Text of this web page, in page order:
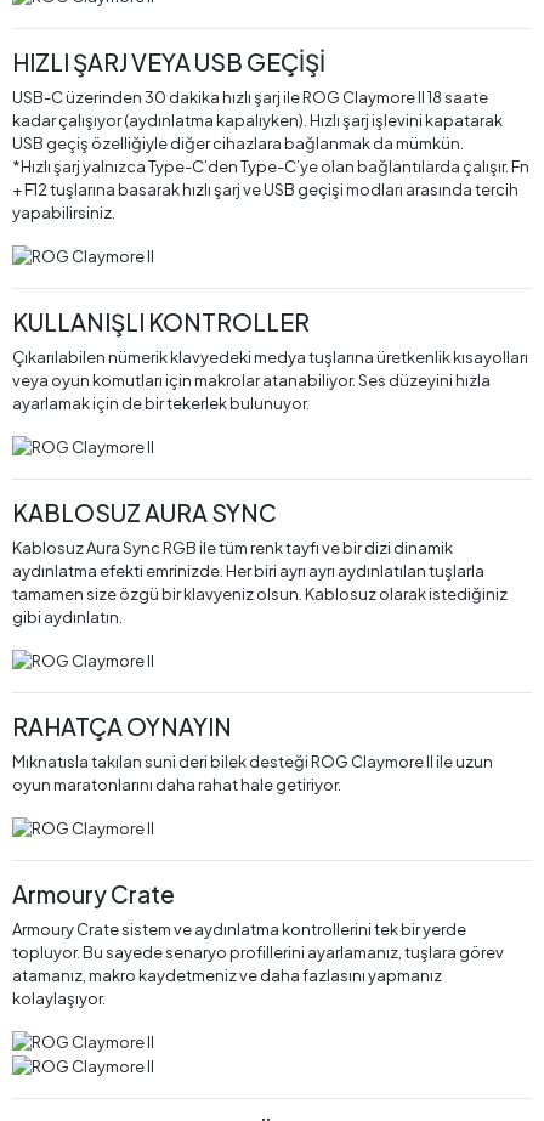
HIZLI ŞARJ VEYA USB GEÇİŞİ
USB-C üzerinden 30 dakika hızlı şarj ile ROG Claymore II 18 saate
kadar çalışıyor (aydınlatma kapalıyken). Hızlı şarj işlevini kapatarak
USB geçiş özelliğiyle diğer cihazlara bağlanmak da mümkün.
*Hızlı şarj yalnızca Type-C’den Type-C’ye olan bağlantılarda çalışır. Fn
+ F12 tuşlarına basarak hızlı şarj ve USB geçişi modları arasında tercih
yapabilirsiniz.
KULLANIŞLI KONTROLLER
Çıkarılabilen nümerik klavyedeki medya tuşlarına üretkenlik kısayolları
veya oyun komutları için makrolar atanabiliyor. Ses düzeyini hızla
ayarlamak için de bir tekerlek bulunuyor.
KABLOSUZ AURA SYNC
Kablosuz Aura Sync RGB ile tüm renk tayfı ve bir dizi dinamik
aydınlatma efekti emrinizde. Her biri ayrı ayrı aydınlatılan tuşlarla
tamamen size özgü bir klavyeniz olsun. Kablosuz olarak istediğiniz
gibi aydınlatın.
RAHATÇA OYNAYIN
Mıknatısla takılan suni deri bilek desteği ROG Claymore II ile uzun
oyun maratonlarını daha rahat hale getiriyor.
Armoury Crate
Armoury Crate sistem ve aydınlatma kontrollerini tek bir yerde
topluyor. Bu sayede senaryo profillerini ayarlamanız, tuşlara görev
atamanız, makro kaydetmeniz ve daha fazlasını yapmanız
kolaylaşıyor.